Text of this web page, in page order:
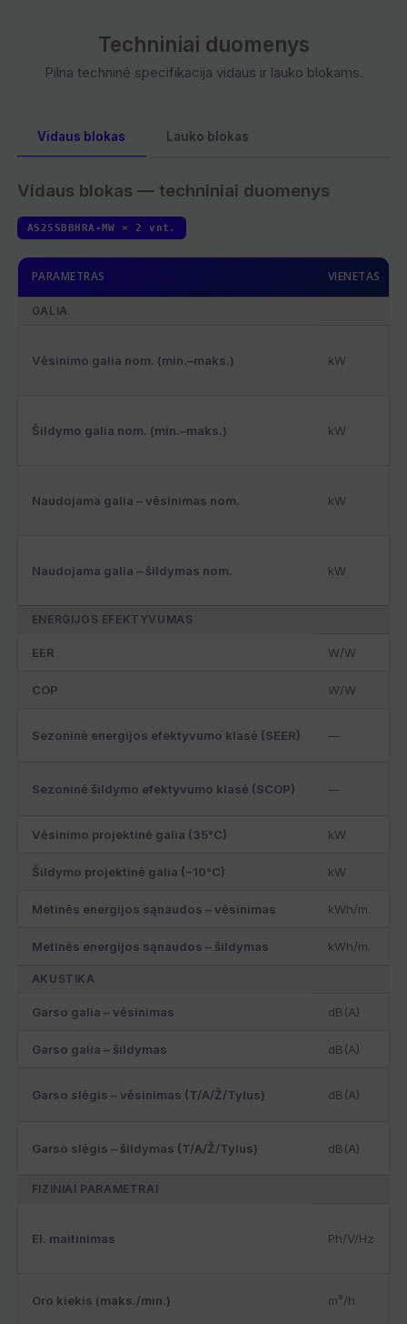
Techniniai duomenys
Pilna techninė specifikacija vidaus ir lauko blokams.
Vidaus blokas Lauko blokas
Vidaus blokas — techniniai duomenys
AS25SBBHRA-MW × 2 vnt.
PARAMETRAS VIENETAS
GALIA
Vėsinimo galia nom. (min.–maks.) kW
Šildymo galia nom. (min.–maks.) kW
Naudojama galia – vėsinimas nom. kW
Naudojama galia – šildymas nom. kW
ENERGIJOS EFEKTYVUMAS
EER W/W
COP W/W
Sezoninė energijos efektyvumo klasė (SEER) —
Sezoninė šildymo efektyvumo klasė (SCOP) —
Vėsinimo projektinė galia (35°C) kW
Šildymo projektinė galia (−10°C) kW
Metinės energijos sąnaudos – vėsinimas kWh/m.
Metinės energijos sąnaudos – šildymas kWh/m.
AKUSTIKA
Garso galia – vėsinimas dB(A)
Garso galia – šildymas dB(A)
Garso slėgis – vėsinimas (T/A/Ž/Tylus) dB(A)
Garso slėgis – šildymas (T/A/Ž/Tylus) dB(A)
FIZINIAI PARAMETRAI
El. maitinimas Ph/V/Hz
Oro kiekis (maks./min.) m³/h